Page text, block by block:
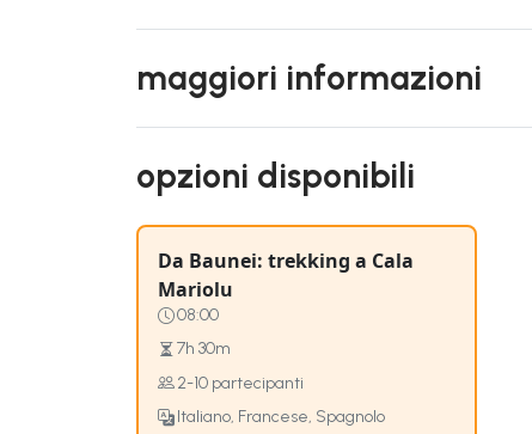
maggiori informazioni
opzioni disponibili
Da Baunei: trekking a Cala
Mariolu
08:00
7h 30m
2-10 partecipanti
Italiano, Francese, Spagnolo